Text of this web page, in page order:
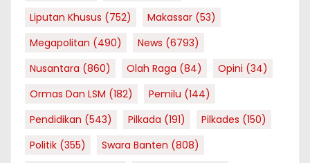
Liputan Khusus (752) Makassar (53)
Megapolitan (490) News (6793)
Nusantara (860) Olah Raga (84) Opini (34)
Ormas Dan LSM (182) Pemilu (144)
Pendidikan (543) Pilkada (191) Pilkades (150)
Politik (355) Swara Banten (808)